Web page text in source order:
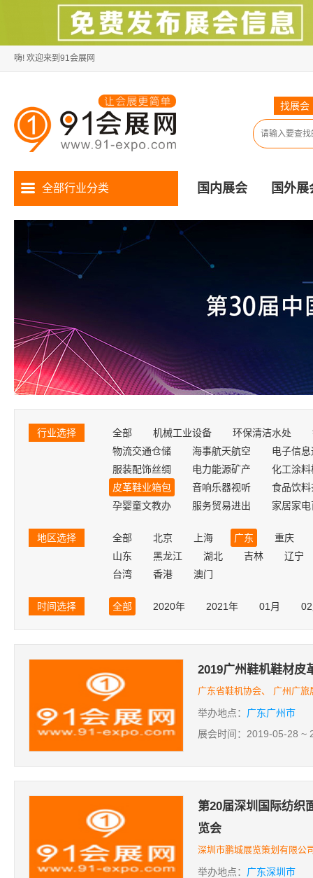
嗨! 欢迎来到91会展网
找展会
全部行业分类 国内展会 国外展
行业选择 全部 机械工业设备 环保清洁水处
物流交通仓储
海事航天航空
电子信
服装配饰丝绸
电力能源矿产
化工涂料
皮革鞋业箱包
音响乐器视听
食品饮料
孕婴童文教办
服务贸易进出 家居家
地区选择 全部 北京 上海 广东
重庆
山东
黑龙江 湖北 吉林
辽宁
台湾
香港 澳门
时间选择 全部 2020年 2021年 01月
2019广州鞋机鞋材皮
广东省鞋机协会、 广州广旅
举办地点： 广东广州市
展会时间：2019-05-28 ~
第20届深圳国际纺织
览会
深圳市鹏城展览策划有限公
举办地点： 广东深圳市